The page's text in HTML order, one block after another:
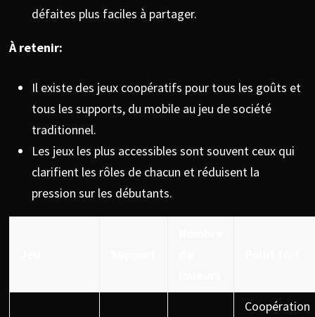
défaites plus faciles à partager.
À retenir:
Il existe des jeux coopératifs pour tous les goûts et
tous les supports, du mobile au jeu de société
traditionnel.
Les jeux les plus accessibles sont souvent ceux qui
clarifient les rôles de chacun et réduisent la
pression sur les débutants.
Coopération